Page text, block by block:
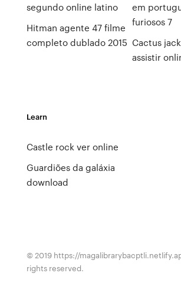
segundo online latino
Hitman agente 47 filme
completo dublado 2015
em
furiosos 7
Cactus
assistir
Learn
Castle rock ver online
Guardiões da galáxia
download
© 2019 https://
rights reserved.